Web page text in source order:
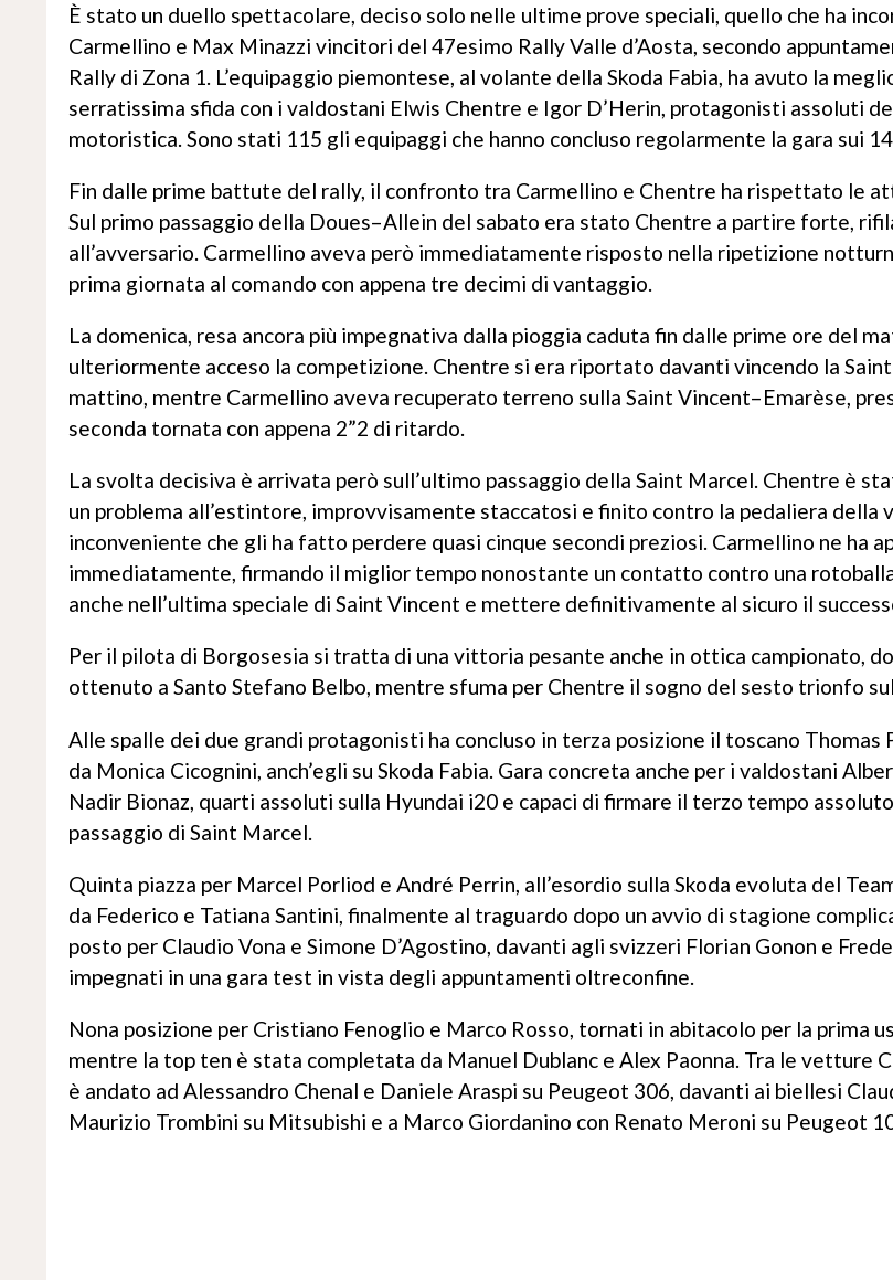
È stato un duello spettacolare, deciso solo nelle ultime prove speciali, quello che ha
Carmellino e Max Minazzi vincitori del 47esimo Rally Valle d’Aosta, secondo
Rally di Zona 1. L’equipaggio piemontese, al volante della Skoda Fabia, ha avuto la
serratissima sfida con i valdostani Elwis Chentre e Igor D’Herin, protagonisti assoluti
motoristica. Sono stati 115 gli equipaggi che hanno concluso regolarmente la gara sui
Fin dalle prime battute del rally, il confronto tra Carmellino e Chentre ha rispettato le
Sul primo passaggio della Doues–Allein del sabato era stato Chentre a partire forte,
all’avversario. Carmellino aveva però immediatamente risposto nella ripetizione
prima giornata al comando con appena tre decimi di vantaggio.
La domenica, resa ancora più impegnativa dalla pioggia caduta fin dalle prime ore del
ulteriormente acceso la competizione. Chentre si era riportato davanti vincendo la
mattino, mentre Carmellino aveva recuperato terreno sulla Saint Vincent–Emarèse,
seconda tornata con appena 2”2 di ritardo.
La svolta decisiva è arrivata però sull’ultimo passaggio della Saint Marcel. Chentre è
un problema all’estintore, improvvisamente staccatosi e finito contro la pedaliera della
inconveniente che gli ha fatto perdere quasi cinque secondi preziosi. Carmellino ne ha
immediatamente, firmando il miglior tempo nonostante un contatto contro una
anche nell’ultima speciale di Saint Vincent e mettere definitivamente al sicuro il
Per il pilota di Borgosesia si tratta di una vittoria pesante anche in ottica campionato,
ottenuto a Santo Stefano Belbo, mentre sfuma per Chentre il sogno del sesto trionfo
Alle spalle dei due grandi protagonisti ha concluso in terza posizione il toscano Thomas
da Monica Cicognini, anch’egli su Skoda Fabia. Gara concreta anche per i valdostani
Nadir Bionaz, quarti assoluti sulla Hyundai i20 e capaci di firmare il terzo tempo
passaggio di Saint Marcel.
Quinta piazza per Marcel Porliod e André Perrin, all’esordio sulla Skoda evoluta del
da Federico e Tatiana Santini, finalmente al traguardo dopo un avvio di stagione
posto per Claudio Vona e Simone D’Agostino, davanti agli svizzeri Florian Gonon e
impegnati in una gara test in vista degli appuntamenti oltreconfine.
Nona posizione per Cristiano Fenoglio e Marco Rosso, tornati in abitacolo per la prima
mentre la top ten è stata completata da Manuel Dublanc e Alex Paonna. Tra le vetture
è andato ad Alessandro Chenal e Daniele Araspi su Peugeot 306, davanti ai biellesi
Maurizio Trombini su Mitsubishi e a Marco Giordanino con Renato Meroni su Peugeot